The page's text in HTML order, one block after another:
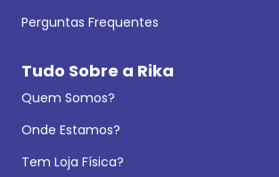
Perguntas Frequentes
Tudo Sobre a Rika
Quem Somos?
Onde Estamos?
Tem Loja Física?